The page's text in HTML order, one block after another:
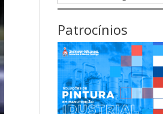
Patrocínios